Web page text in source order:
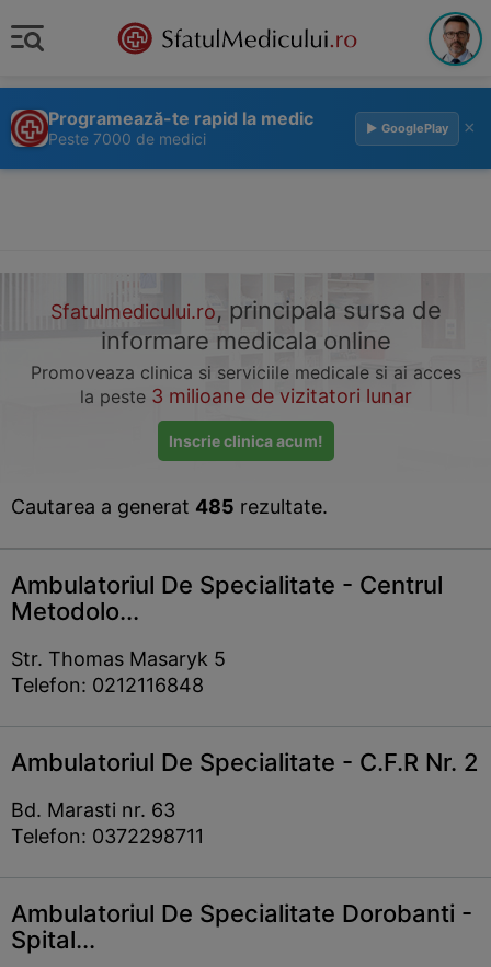
Programează-te rapid la medic
Peste 7000 de medici
▶ GooglePlay ×
Sfatulmedicului.ro, principala sursa de
informare medicala online
Promoveaza clinica si serviciile medicale si ai acces
la peste 3 milioane de vizitatori lunar
Inscrie clinica acum!
Cautarea a generat 485 rezultate.
Ambulatoriul De Specialitate - Centrul
Metodolo...
Str. Thomas Masaryk 5
Telefon: 0212116848
Ambulatoriul De Specialitate - C.F.R Nr. 2
Bd. Marasti nr. 63
Telefon: 0372298711
Ambulatoriul De Specialitate Dorobanti -
Spital...